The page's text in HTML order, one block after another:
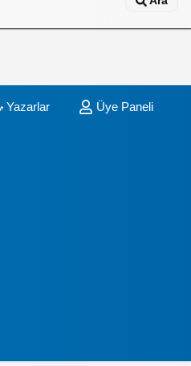
Yazarlar Üye Paneli